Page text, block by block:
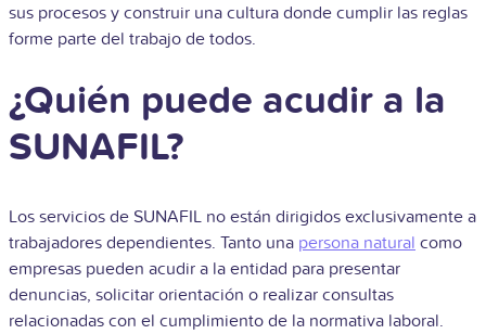
sus procesos y construir una cultura donde cumplir las reglas
forme parte del trabajo de todos.
¿Quién puede acudir a la
SUNAFIL?
Los servicios de SUNAFIL no están dirigidos exclusivamente a
trabajadores dependientes. Tanto una persona natural como
empresas pueden acudir a la entidad para presentar
denuncias, solicitar orientación o realizar consultas
relacionadas con el cumplimiento de la normativa laboral.